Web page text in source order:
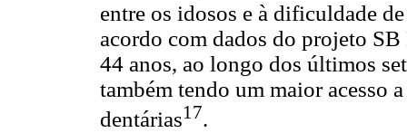
entre os idosos e à dificuldade
acordo com dados do projeto
44 anos, ao longo dos últimos
também tendo um maior acesso
dentárias17.